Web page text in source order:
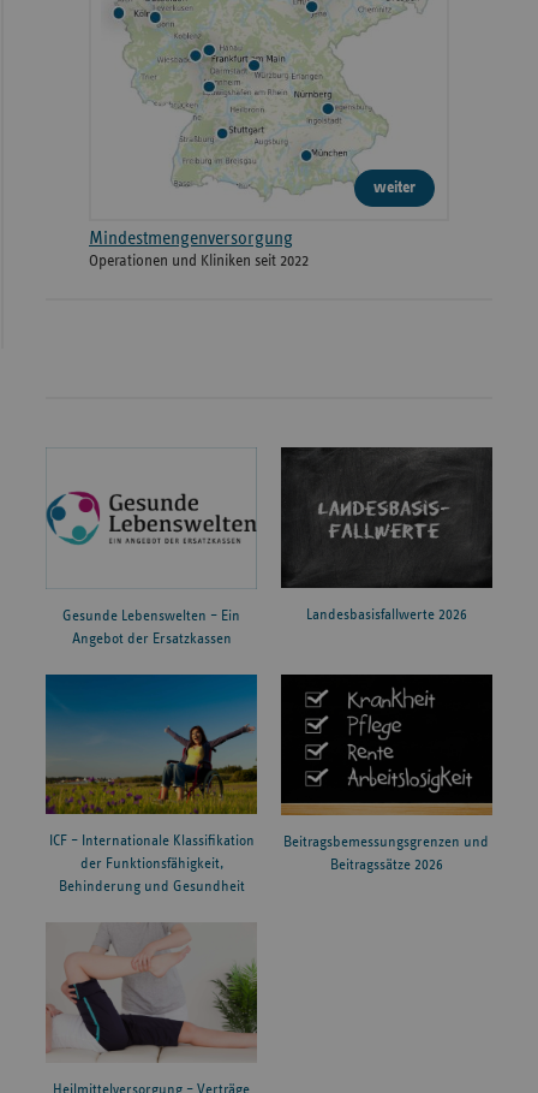
weiter
Mindestmengenversorgung
Operationen und Kliniken seit 2022
Gesunde Lebenswelten – Ein
Angebot der Ersatzkassen
Landesbasisfallwerte 2026
ICF – Internationale Klassifikation
der Funktionsfähigkeit,
Behinderung und Gesundheit
Beitragsbemessungsgrenzen und
Beitragssätze 2026
Heilmittelversorgung – Verträge